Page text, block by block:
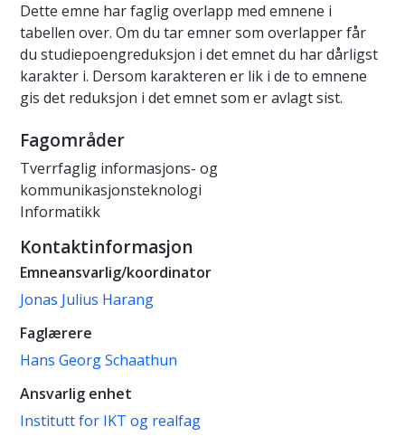
Dette emne har faglig overlapp med emnene i
tabellen over. Om du tar emner som overlapper får
du studiepoengreduksjon i det emnet du har dårligst
karakter i. Dersom karakteren er lik i de to emnene
gis det reduksjon i det emnet som er avlagt sist.
Fagområder
Tverrfaglig informasjons- og
kommunikasjonsteknologi
Informatikk
Kontaktinformasjon
Emneansvarlig/koordinator
Jonas Julius Harang
Faglærere
Hans Georg Schaathun
Ansvarlig enhet
Institutt for IKT og realfag